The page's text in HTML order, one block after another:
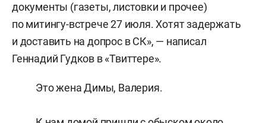
документы (газеты, листовки и прочее)
по митингу-встрече 27 июля. Хотят задержать
и доставить на допрос в СК», — написал
Геннадий Гудков в «Твиттере».
Это жена Димы, Валерия.